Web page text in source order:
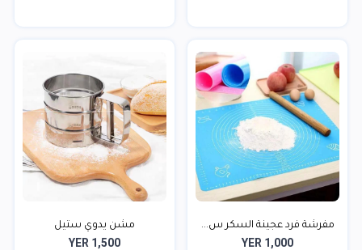
مفرشة فرد عجينة السكر س...
YER 1,000
مشن يدوي ستيل
YER 1,500